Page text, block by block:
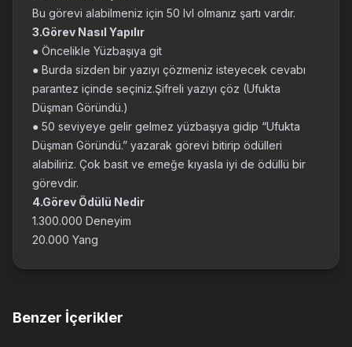
Bu görevi alabilmeniz için 50 lvl olmanız şartı vardır.
3.Görev Nasıl Yapılır
● Öncelikle Yüzbaşıya git
● Burda sizden bir yazıyı çözmeniz isteyecek cevabı
parantez içinde seçiniz.Şifreli yazıyı çöz (Ufukta
Düşman Göründü.)
● 50 seviyeye gelir gelmez yüzbaşıya gidip “Ufukta
Düşman Göründü.” yazarak görevi bitirip ödülleri
alabiliriz. Çok basit ve emeğe kıyasla iyi de ödüllü bir
görevdir.
4.Görev Ödülü Nedir
1.300.000 Deneyim
20.000 Yang
Benzer İçerikler